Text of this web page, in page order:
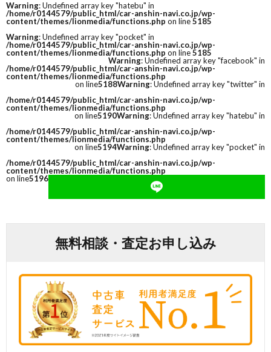
Warning: Undefined array key "hatebu" in
/home/r0144579/public_html/car-anshin-navi.co.jp/wp-
content/themes/lionmedia/functions.php on line5185
Warning: Undefined array key "pocket" in
/home/r0144579/public_html/car-anshin-navi.co.jp/wp-
content/themes/lionmedia/functions.php on line5185
Warning: Undefined array key "facebook" in
/home/r0144579/public_html/car-anshin-navi.co.jp/wp-
content/themes/lionmedia/functions.php
on line5188Warning: Undefined array key "twitter" in
/home/r0144579/public_html/car-anshin-navi.co.jp/wp-
content/themes/lionmedia/functions.php
on line5190Warning: Undefined array key "hatebu" in
/home/r0144579/public_html/car-anshin-navi.co.jp/wp-
content/themes/lionmedia/functions.php
on line5194Warning: Undefined array key "pocket" in
/home/r0144579/public_html/car-anshin-navi.co.jp/wp-
content/themes/lionmedia/functions.php
on line5196
無料相談・査定お申し込み